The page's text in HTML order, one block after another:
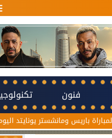
فنون
يونايتد اليوم وموعد انطلاق القمة